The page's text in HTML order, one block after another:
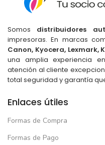
Epson FX890 FX890II para
44.99El
S/33.00 El
Somos distribuidores
impresoras. En marcas
Canon, Kyocera, Lexmark,
una amplia experiencia
atención al cliente
total seguridad y garantía
Enlaces útiles
Formas de Compra
Formas de Pago